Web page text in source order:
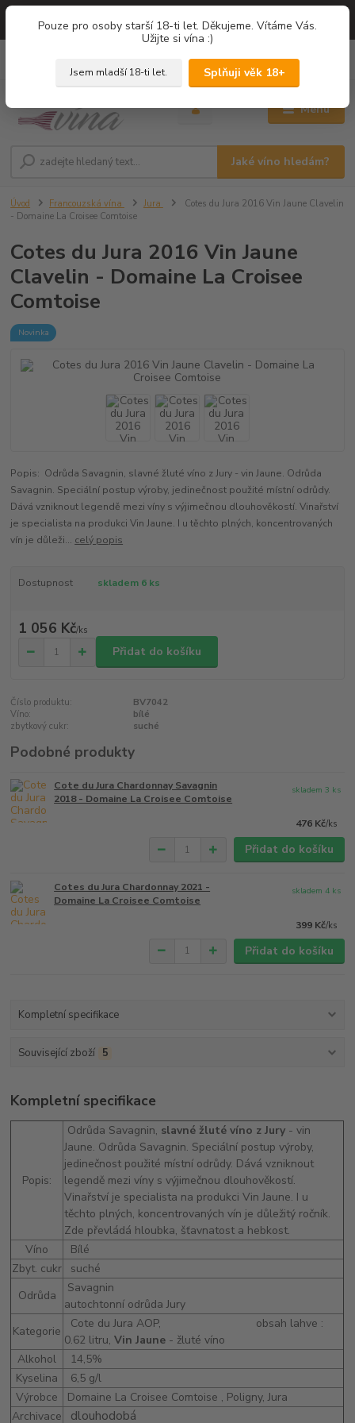
===
Pouze pro osoby starší 18-ti let. Děkujeme. Vítáme Vás.
Užijte si vína :)
Jsem mladší 18-ti let. Splňuji věk 18+
Menu
Jaké víno hledám?
0,00 Kč
Úvod Francouzská vína Jura
Cotes du Jura 2016 Vin Jaune Clavelin
- Domaine La Croisee Comtoise
Cotes du Jura 2016 Vin Jaune
Clavelin - Domaine La Croisee
Comtoise
Novinka
Popis: Odrůda Savagnin, slavné žluté víno z Jury - vin Jaune. Odrůda
Savagnin. Speciální postup výroby, jedinečnost použité místní odrůdy.
Dává vzniknout legendě mezi víny s výjimečnou dlouhověkostí. Vinařství
je specialista na produkci Vin Jaune. I u těchto plných, koncentrovaných
vín je důleži... celý popis
Dostupnost skladem 6 ks
1 056 Kč/ks
Přidat do košíku
Číslo produktu:
BV7042
Víno:
bílé
zbytkový cukr:
suché
Podobné produkty
Cote du Jura Chardonnay Savagnin
2018 - Domaine La Croisee Comtoise
476 Kč/ks
skladem 3 ks
Přidat do košíku
Cotes du Jura Chardonnay 2021 -
Domaine La Croisee Comtoise
399 Kč/ks
skladem 4 ks
Přidat do košíku
Kompletní specifikace
Související zboží 5
Kompletní specifikace
Popis:
Odrůda Savagnin, slavné žluté víno z Jury - vin
Jaune. Odrůda Savagnin. Speciální postup výroby,
jedinečnost použité místní odrůdy. Dává vzniknout
legendě mezi víny s výjimečnou dlouhověkostí.
Vinařství je specialista na produkci Vin Jaune. I u
těchto plných, koncentrovaných vín je důležitý ročník.
Zde převládá hloubka, šťavnatost a hebkost.
Víno
Bílé
Zbyt. cukr
suché
Odrůda
Savagnin
autochtonní odrůda Jury
Kategorie
Cote du Jura AOP, obsah lahve :
0.62 litru,Vin Jaune - žluté víno
Alkohol
14,5%
Kyselina
6,5 g/l
Výrobce
Domaine La Croisee Comtoise , Poligny, Jura
Archivace
dlouhodobá